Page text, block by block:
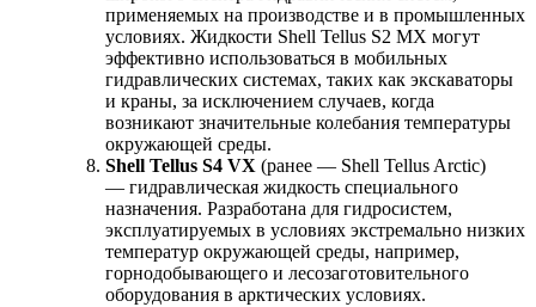
применяемых на производстве и в промышленных
условиях. Жидкости Shell Tellus S2 MX могут
эффективно использоваться в мобильных
гидравлических системах, таких как экскаваторы
и краны, за исключением случаев, когда
возникают значительные колебания температуры
окружающей среды.
Shell Tellus S4 VX (ранее — Shell Tellus Arctic)
— гидравлическая жидкость специального
назначения. Разработана для гидросистем,
эксплуатируемых в условиях экстремально низких
температур окружающей среды, например,
горнодобывающего и лесозаготовительного
оборудования в арктических условиях.